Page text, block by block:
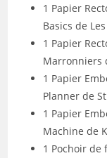
1 Papier
Basics de
1 Papier
Marronniers
1 Papier
Planner de
1 Papier
Machine de
1 Pochoir de